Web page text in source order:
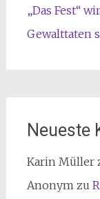
„Das Fest“
Gewalttaten
Neueste
Karin Müller
Anonymzu